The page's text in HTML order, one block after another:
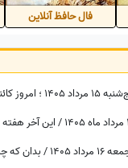
فال حافظ آنلاین